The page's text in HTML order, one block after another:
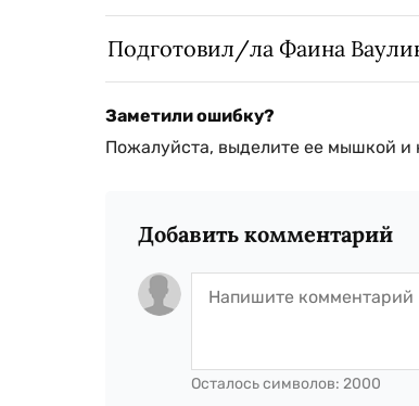
Подготовил/ла Фаина
Заметили ошибку?
Пожалуйста, выделите ее мышкой
Добавить комментарий
Осталось символов: 2000